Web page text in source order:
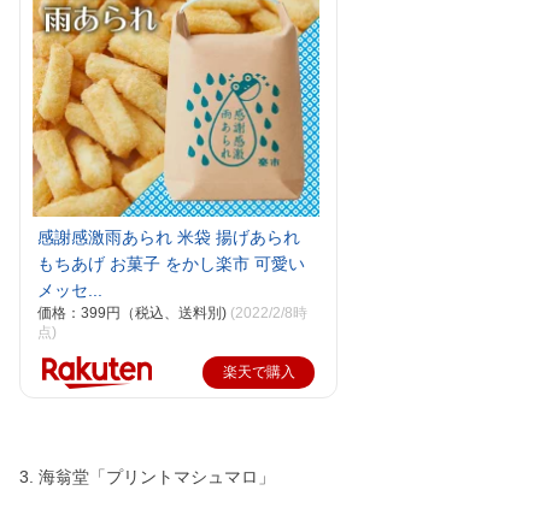
感謝感激雨あられ 米袋 揚げあられ
もちあげ お菓子 をかし楽市 可愛い
メッセ...
価格：399円（税込、送料別) (2022/2/8時
点)
楽天で購入
3. 海翁堂「プリントマシュマロ」